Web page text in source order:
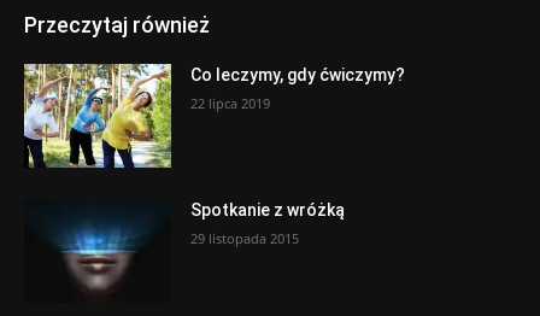
Przeczytaj również
Co leczymy, gdy ćwiczymy?
22 lipca 2019
Spotkanie z wróżką
29 listopada 2015